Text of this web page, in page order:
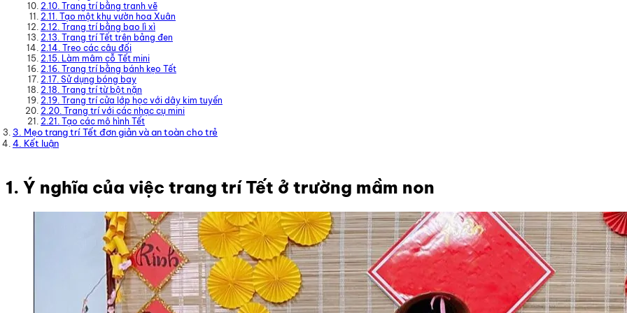
2.10. Trang trí bằng tranh vẽ
2.11. Tạo một khu vườn hoa Xuân
2.12. Trang trí bằng bao lì xì
2.13. Trang trí Tết trên bảng đen
2.14. Treo các câu đối
2.15. Làm mâm cỗ Tết mini
2.16. Trang trí bằng bánh kẹo Tết
2.17. Sử dụng bóng bay
2.18. Trang trí từ bột nặn
2.19. Trang trí cửa lớp học với dây kim tuyến
2.20. Trang trí với các nhạc cụ mini
2.21. Tạo các mô hình Tết
3. Mẹo trang trí Tết đơn giản và an toàn cho trẻ
4. Kết luận
1. Ý nghĩa của việc trang trí Tết ở trường mầm non